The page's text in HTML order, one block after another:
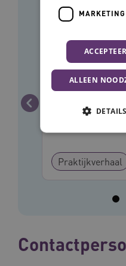
Vorige DigiContact
artsen VG
Praktijkverhaal
ALLEEN
Noodzakelijke
Deze functionele en
ervoor dat de
Naam